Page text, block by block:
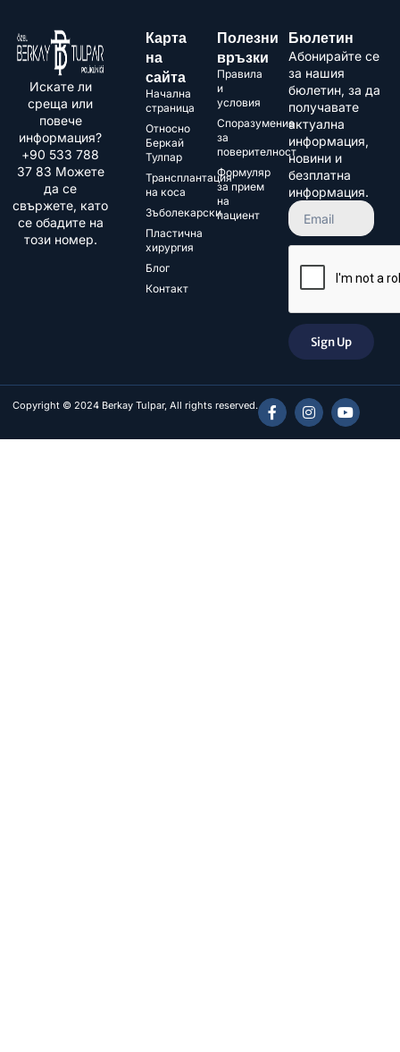
Искате ли
среща или
повече
информация?
+90 533 788
37 83​ Можете
да се
свържете, като
се обадите на
този номер.
Карта
на
сайта
Начална
страница
Относно
Беркай
Тулпар
Трансплантация
на коса
Зъболекарски
Пластична
хирургия
Блог
Контакт
Полезни
връзки
Правила
и
условия
Споразумение
за
поверителност
Формуляр
за прием
на
пациент
Бюлетин
Абонирайте се
за нашия
бюлетин, за да
получавате
актуална
информация,
новини и
безплатна
информация.
Sign Up
Copyright © 2024 Berkay Tulpar, All rights reserved.